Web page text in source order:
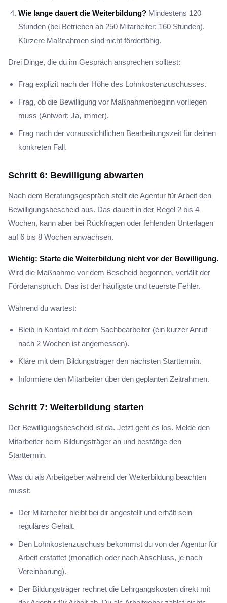
Wie lange dauert die Weiterbildung? Mindestens 120
Stunden (bei Betrieben ab 250 Mitarbeiter: 160 Stunden).
Kürzere Maßnahmen sind nicht förderfähig.
Drei Dinge, die du im Gespräch ansprechen solltest:
Frag explizit nach der Höhe des Lohnkostenzuschusses.
Frag, ob die Bewilligung vor Maßnahmenbeginn vorliegen
muss (Antwort: Ja, immer).
Frag nach der voraussichtlichen Bearbeitungszeit für deinen
konkreten Fall.
Schritt 6: Bewilligung abwarten
Nach dem Beratungsgespräch stellt die Agentur für Arbeit den
Bewilligungsbescheid aus. Das dauert in der Regel 2 bis 4
Wochen, kann aber bei Rückfragen oder fehlenden Unterlagen
auf 6 bis 8 Wochen anwachsen.
Wichtig: Starte die Weiterbildung nicht vor der Bewilligung.
Wird die Maßnahme vor dem Bescheid begonnen, verfällt der
Förderanspruch. Das ist der häufigste und teuerste Fehler.
Während du wartest:
Bleib in Kontakt mit dem Sachbearbeiter (ein kurzer Anruf
nach 2 Wochen ist angemessen).
Kläre mit dem Bildungsträger den nächsten Starttermin.
Informiere den Mitarbeiter über den geplanten Zeitrahmen.
Schritt 7: Weiterbildung starten
Der Bewilligungsbescheid ist da. Jetzt geht es los. Melde den
Mitarbeiter beim Bildungsträger an und bestätige den
Starttermin.
Was du als Arbeitgeber während der Weiterbildung beachten
musst:
Der Mitarbeiter bleibt bei dir angestellt und erhält sein
reguläres Gehalt.
Den Lohnkostenzuschuss bekommst du von der Agentur für
Arbeit erstattet (monatlich oder nach Abschluss, je nach
Vereinbarung).
Der Bildungsträger rechnet die Lehrgangskosten direkt mit